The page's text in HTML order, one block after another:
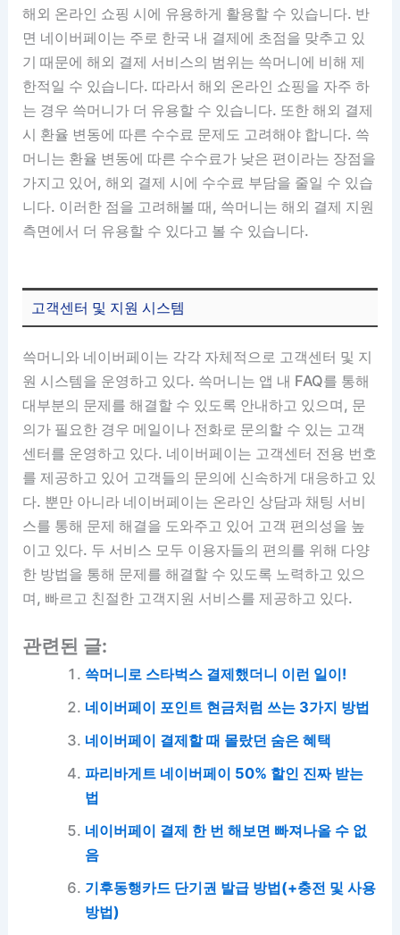
해외 온라인 쇼핑 시에 유용하게 활용할 수 있습니다. 반
면 네이버페이는 주로 한국 내 결제에 초점을 맞추고 있
기 때문에 해외 결제 서비스의 범위는 쓱머니에 비해 제
한적일 수 있습니다. 따라서 해외 온라인 쇼핑을 자주 하
는 경우 쓱머니가 더 유용할 수 있습니다. 또한 해외 결제
시 환율 변동에 따른 수수료 문제도 고려해야 합니다. 쓱
머니는 환율 변동에 따른 수수료가 낮은 편이라는 장점을
가지고 있어, 해외 결제 시에 수수료 부담을 줄일 수 있습
니다. 이러한 점을 고려해볼 때, 쓱머니는 해외 결제 지원
측면에서 더 유용할 수 있다고 볼 수 있습니다.
고객센터 및 지원 시스템
쓱머니와 네이버페이는 각각 자체적으로 고객센터 및 지
원 시스템을 운영하고 있다. 쓱머니는 앱 내 FAQ를 통해
대부분의 문제를 해결할 수 있도록 안내하고 있으며, 문
의가 필요한 경우 메일이나 전화로 문의할 수 있는 고객
센터를 운영하고 있다. 네이버페이는 고객센터 전용 번호
를 제공하고 있어 고객들의 문의에 신속하게 대응하고 있
다. 뿐만 아니라 네이버페이는 온라인 상담과 채팅 서비
스를 통해 문제 해결을 도와주고 있어 고객 편의성을 높
이고 있다. 두 서비스 모두 이용자들의 편의를 위해 다양
한 방법을 통해 문제를 해결할 수 있도록 노력하고 있으
며, 빠르고 친절한 고객지원 서비스를 제공하고 있다.
관련된 글:
쓱머니로 스타벅스 결제했더니 이런 일이!
네이버페이 포인트 현금처럼 쓰는 3가지 방법
네이버페이 결제할 때 몰랐던 숨은 혜택
파리바게트 네이버페이 50% 할인 진짜 받는
법
네이버페이 결제 한 번 해보면 빠져나올 수 없
음
기후동행카드 단기권 발급 방법(+충전 및 사용
방법)